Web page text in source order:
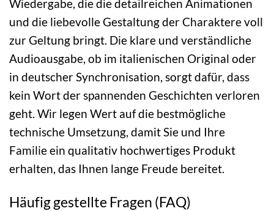
Wiedergabe, die die detailreichen Animationen
und die liebevolle Gestaltung der Charaktere voll
zur Geltung bringt. Die klare und verständliche
Audioausgabe, ob im italienischen Original oder
in deutscher Synchronisation, sorgt dafür, dass
kein Wort der spannenden Geschichten verloren
geht. Wir legen Wert auf die bestmögliche
technische Umsetzung, damit Sie und Ihre
Familie ein qualitativ hochwertiges Produkt
erhalten, das Ihnen lange Freude bereitet.
Häufig gestellte Fragen (FAQ)